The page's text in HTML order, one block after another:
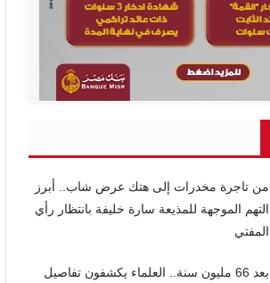
من تاجرة مخدرات إلى هتك عرض شاب.. أبرز
التهم الموجهة للمذيعة سارة خليفة بانتظار رأي
المفتي
بعد 66 مليون سنة.. العلماء يكشفون تفاصيل